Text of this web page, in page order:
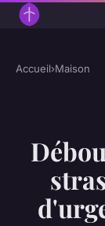
Accueil›Maison